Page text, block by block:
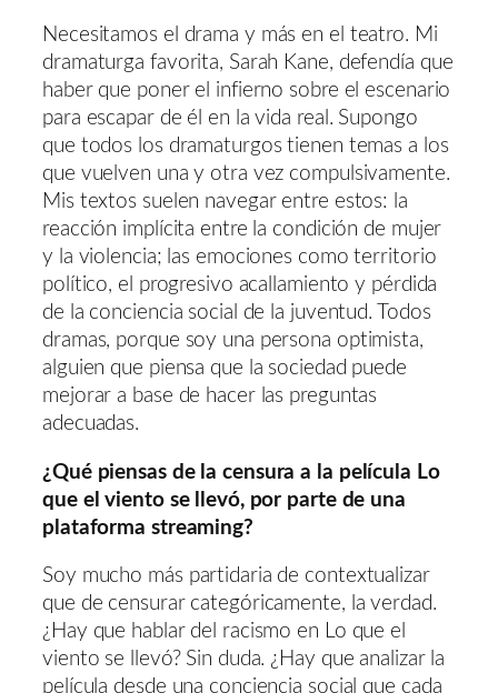
Necesitamos el drama y más en el teatro. Mi
dramaturga favorita, Sarah Kane, defendía que
haber que poner el infierno sobre el escenario
para escapar de él en la vida real. Supongo
que todos los dramaturgos tienen temas a los
que vuelven una y otra vez compulsivamente.
Mis textos suelen navegar entre estos: la
reacción implícita entre la condición de mujer
y la violencia; las emociones como territorio
político, el progresivo acallamiento y pérdida
de la conciencia social de la juventud. Todos
dramas, porque soy una persona optimista,
alguien que piensa que la sociedad puede
mejorar a base de hacer las preguntas
adecuadas.
¿Qué piensas de la censura a la película Lo
que el viento se llevó, por parte de una
plataforma streaming?
Soy mucho más partidaria de contextualizar
que de censurar categóricamente, la verdad.
¿Hay que hablar del racismo en Lo que el
viento se llevó? Sin duda. ¿Hay que analizar la
película desde una conciencia social que cada